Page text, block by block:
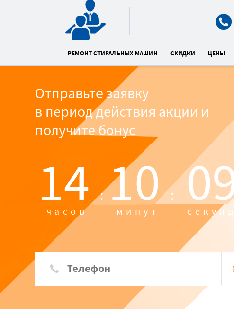
РЕМОНТ СТИРАЛЬНЫХ МАШИН СКИДКИ ЦЕНЫ
Отправьте заявку
в период действия акции и
получите бонус
14 :
часов 10 :
минут секунд